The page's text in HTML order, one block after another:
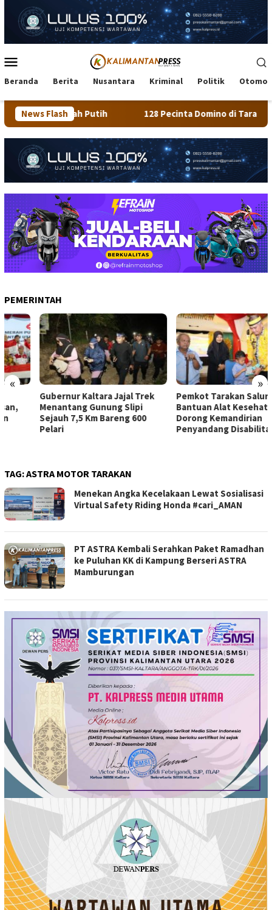
konten
Mobile
Beranda Berita Nusantara Kriminal Politik
News Flash
Putih 128 Pecinta Domino di Tarakan Ikuti Turnamen
PEMERINTAH
« »
Gubernur Kaltara Jajal Trek
Menantang Gunung Slipi
Sejauh 7,5 Km Bareng 600
Pemkot Tarakan Salurkan
Bantuan Alat Kesehatan dan
Dorong Kemandirian
Penyandang Disabilitas
TAG:ASTRA MOTOR TARAKAN
Menekan Angka Kecelakaan Lewat Sosialisasi
Virtual Safety Riding Honda #cari_AMAN
PT ASTRA Kembali Serahkan Paket Ramadhan
ke Puluhan KK di Kampung Berseri ASTRA
Mamburungan